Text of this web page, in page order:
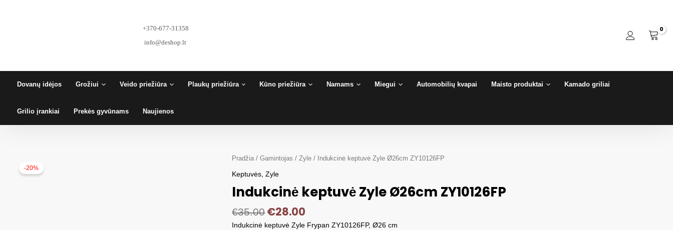
+370-677-31358
info@deshop.lt
Dovanų idėjos Grožiui Veido priežiūra Plaukų priežiūra Kūno priežiūra Namams Miegui Automobilių kvapai Maisto produktai Kamado griliai
Grilio įrankiai Prekės gyvūnams Naujienos
-20%
Pradžia /Gamintojas /Zyle / Indukcinė keptuvė Zyle Ø26cm ZY10126FP
Keptuvės ,Zyle
Indukcinė keptuvė Zyle Ø26cm ZY10126FP
€35.00 €28.00
Indukcinė keptuvė Zyle Frypan ZY10126FP, Ø26 cm